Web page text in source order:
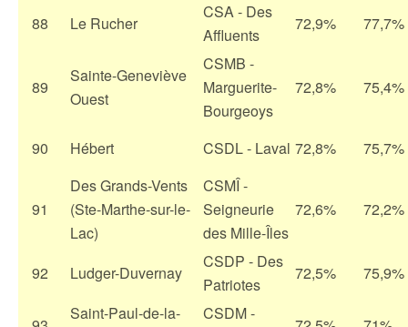
88 Le Rucher
CSA - Des
Affluents
72,9% 77,7%
89
Sainte-Geneviève
Ouest
CSMB -
Marguerite-
Bourgeoys
72,8% 75,4%
90 Hébert CSDL - Laval 72,8% 75,7%
91
Des Grands-Vents
(Ste-Marthe-sur-le-
Lac)
CSMÎ -
Seigneurie
des Mille-Îles
72,6% 72,2%
92 Ludger-Duvernay
CSDP - Des
Patriotes
72,5% 75,9%
Saint-Paul-de-la-
CSDM -